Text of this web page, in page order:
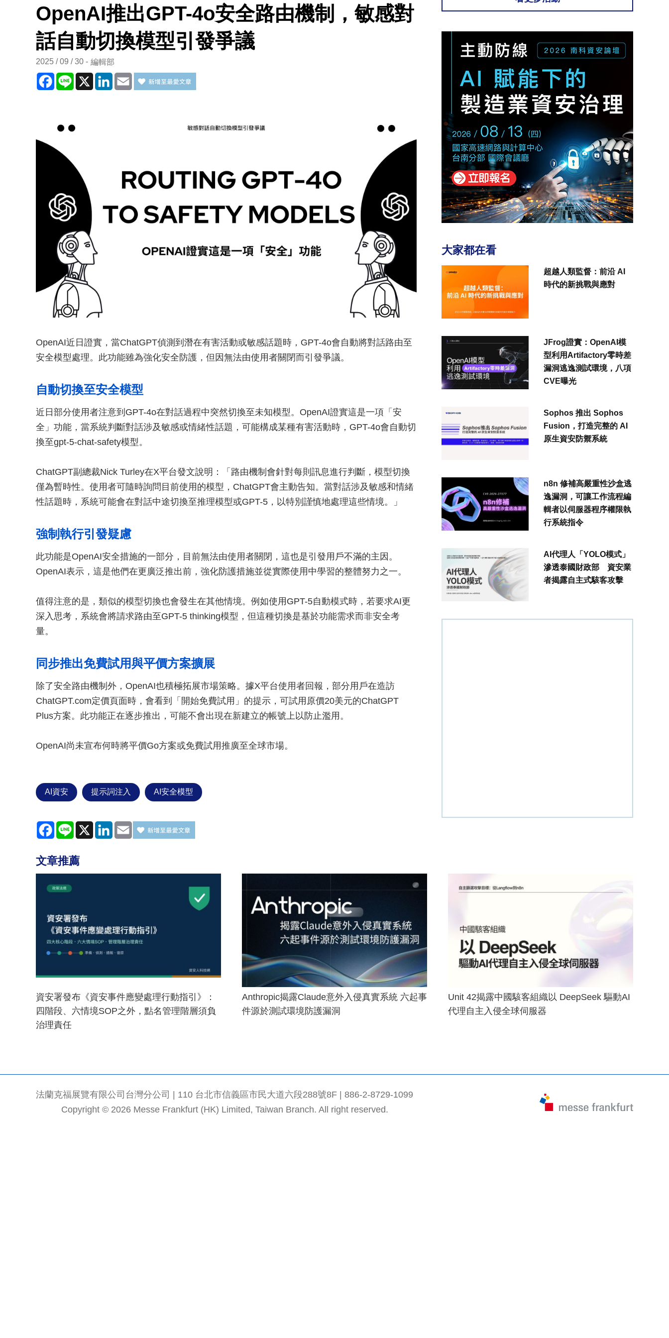
OpenAI推出GPT-4o安全路由機制，敏感對
話自動切換模型引發爭議
2025 / 09 / 30 編輯部
Facebook
Line X LinkedInEmail
OpenAI近日證實，當ChatGPT偵測到潛在有害活動或敏感話題時，GPT-4o會自動將對話路由至
安全模型處理。此功能雖為強化安全防護，但因無法由使用者關閉而引發爭議。
自動切換至安全模型
近日部分使用者注意到GPT-4o在對話過程中突然切換至未知模型。OpenAI證實這是一項「安
全」功能，當系統判斷對話涉及敏感或情緒性話題，可能構成某種有害活動時，GPT-4o會自動切
換至gpt-5-chat-safety模型。
ChatGPT副總裁Nick Turley在X平台發文說明：「路由機制會針對每則訊息進行判斷，模型切換
僅為暫時性。使用者可隨時詢問目前使用的模型，ChatGPT會主動告知。當對話涉及敏感和情緒
性話題時，系統可能會在對話中途切換至推理模型或GPT-5，以特別謹慎地處理這些情境。」
強制執行引發疑慮
此功能是OpenAI安全措施的一部分，目前無法由使用者關閉，這也是引發用戶不滿的主因。
OpenAI表示，這是他們在更廣泛推出前，強化防護措施並從實際使用中學習的整體努力之一。
值得注意的是，類似的模型切換也會發生在其他情境。例如使用GPT-5自動模式時，若要求AI更
深入思考，系統會將請求路由至GPT-5 thinking模型，但這種切換是基於功能需求而非安全考
量。
同步推出免費試用與平價方案擴展
除了安全路由機制外，OpenAI也積極拓展市場策略。據X平台使用者回報，部分用戶在造訪
ChatGPT.com定價頁面時，會看到「開始免費試用」的提示，可試用原價20美元的ChatGPT
Plus方案。此功能正在逐步推出，可能不會出現在新建立的帳號上以防止濫用。
OpenAI尚未宣布何時將平價Go方案或免費試用推廣至全球市場。
AI資安 提示詞注入 AI安全模型
Facebook
Line X LinkedInEmail
大家都在看
超越人類監督：前沿 AI
時代的新挑戰與應對
JFrog證實：OpenAI模
型利用Artifactory零時差
漏洞逃逸測試環境，八項
CVE曝光
Sophos 推出 Sophos
Fusion，打造完整的 AI
原生資安防禦系統
n8n 修補高嚴重性沙盒逃
逸漏洞，可讓工作流程編
輯者以伺服器程序權限執
行系統指令
AI代理人「YOLO模式」
滲透泰國財政部 資安業
者揭露自主式駭客攻擊
文章推薦
資安署發布《資安事件應變處理行動指引》：
四階段、六情境SOP之外，點名管理階層須負
治理責任
Anthropic揭露Claude意外入侵真實系統 六起事
件源於測試環境防護漏洞
Unit 42揭露中國駭客組織以 DeepSeek 驅動AI
代理自主入侵全球伺服器
法蘭克福展覽有限公司台灣分公司 | 110 台北市信義區市民大道六段288號8F | 886-2-8729-1099
Copyright © 2026 Messe Frankfurt (HK) Limited, Taiwan Branch. All right reserved.